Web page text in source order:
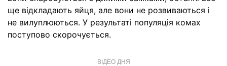
ще відкладають яйця, але вони не розвиваються і
не вилуплюються. У результаті популяція комах
поступово скорочується.
ВІДЕО ДНЯ